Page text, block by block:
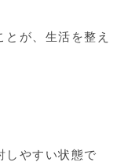
が、生活を整え
しやすい状態で